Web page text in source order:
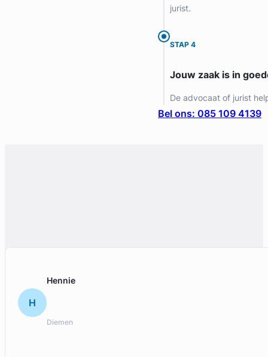
jurist.
STAP 4
Jouw zaak is in
De advocaat of jurist
Bel ons: 085 109 4139
H
Hennie
Diemen